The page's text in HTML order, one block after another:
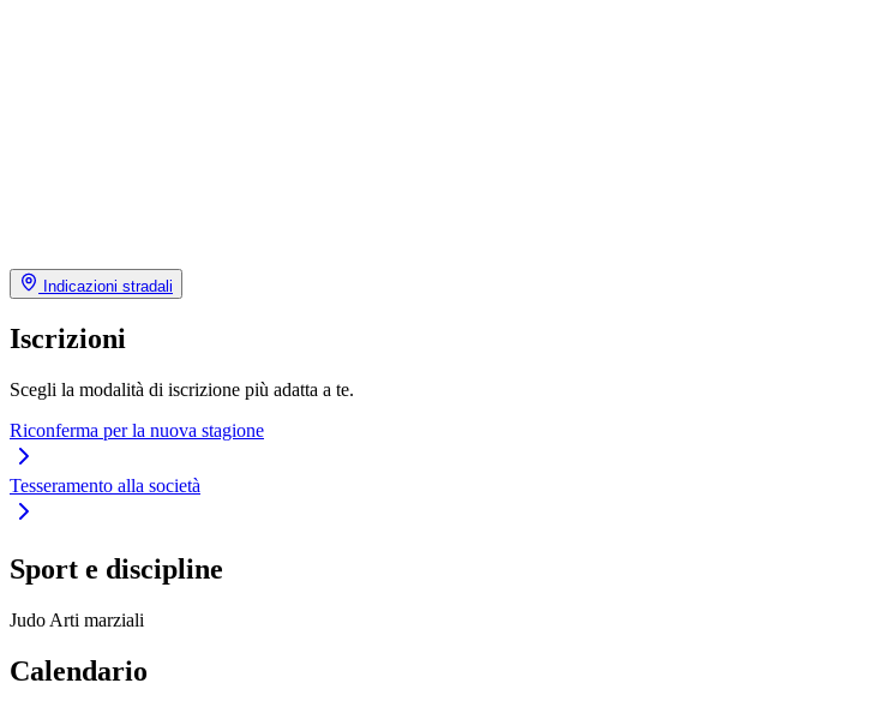
Indicazioni stradali
Iscrizioni
Scegli la modalità di iscrizione più adatta a te.
Riconferma per la nuova stagione
Tesseramento alla società
Sport e discipline
Judo Arti marziali
Calendario